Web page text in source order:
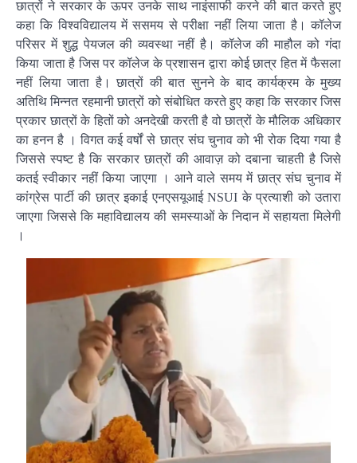
छात्रों ने सरकार के ऊपर उनके साथ नाइंसाफी करने की बात करते हुए
कहा कि विश्वविद्यालय में ससमय से परीक्षा नहीं लिया जाता है। कॉलेज
परिसर में शुद्ध पेयजल की व्यवस्था नहीं है। कॉलेज की माहौल को गंदा
किया जाता है जिस पर कॉलेज के प्रशासन द्वारा कोई छात्र हित में फैसला
नहीं लिया जाता है। छात्रों की बात सुनने के बाद कार्यक्रम के मुख्य
अतिथि मिन्नत रहमानी छात्रों को संबोधित करते हुए कहा कि सरकार जिस
प्रकार छात्रों के हितों को अनदेखी करती है वो छात्रों के मौलिक अधिकार
का हनन है । विगत कई वर्षों से छात्र संघ चुनाव को भी रोक दिया गया है
जिससे स्पष्ट है कि सरकार छात्रों की आवाज़ को दबाना चाहती है जिसे
कतई स्वीकार नहीं किया जाएगा । आने वाले समय में छात्र संघ चुनाव में
कांग्रेस पार्टी की छात्र इकाई एनएसयूआई NSUI के प्रत्याशी को उतारा
जाएगा जिससे कि महाविद्यालय की समस्याओं के निदान में सहायता मिलेगी
।